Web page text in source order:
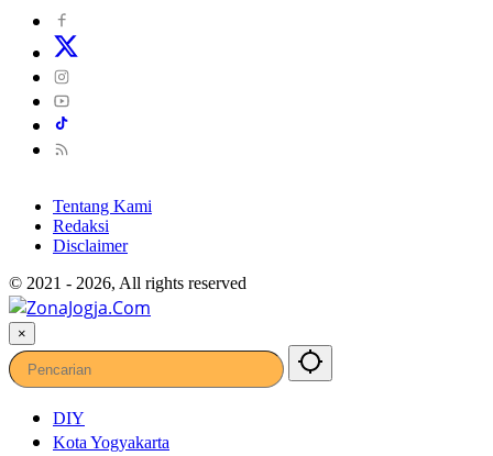
Tentang Kami
Redaksi
Disclaimer
© 2021 - 2026, All rights reserved
×
DIY
Kota Yogyakarta